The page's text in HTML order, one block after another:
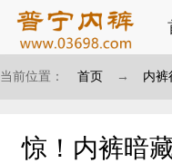
当前位置： 首页 → 内裤
惊！内裤暗